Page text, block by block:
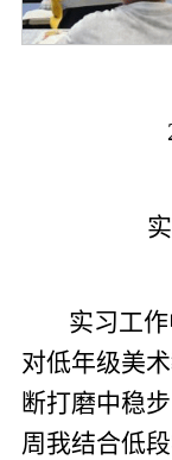
实习工
对低年级美
断打磨中稳
周我结合低